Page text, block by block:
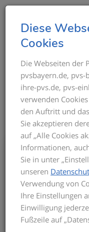
Diese
Cookies
Die Webseiten der
pvsbayern.de,
ihre-pvs.de, pvs-
verwenden
den Auftritt und
Sie akzeptieren
auf „Alle Cookies
Informationen,
Sie in unter
unseren
Verwendung von
Ihre Einstellungen
Einwilligung
Fußzeile auf
Bis zum
für die
GOÄ-
informieren
Stand der
erhalten Sie